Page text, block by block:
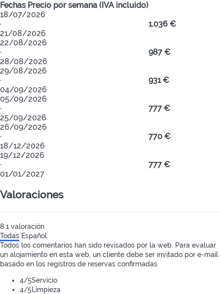
Fechas Precio por semana (IVA incluido)
18/07/2026
·
21/08/2026
1.036 €
22/08/2026
·
28/08/2026
987 €
29/08/2026
·
04/09/2026
931 €
05/09/2026
·
25/09/2026
777 €
26/09/2026
·
18/12/2026
770 €
19/12/2026
·
01/01/2027
777 €
Valoraciones
8 1 valoración
Todas Español
Todos los comentarios han sido revisados por la web. Para evaluar
un alojamiento en esta web, un cliente debe ser invitado por e-mail
basado en los registros de reservas confirmadas
4/5Servicio
4/5Limpieza